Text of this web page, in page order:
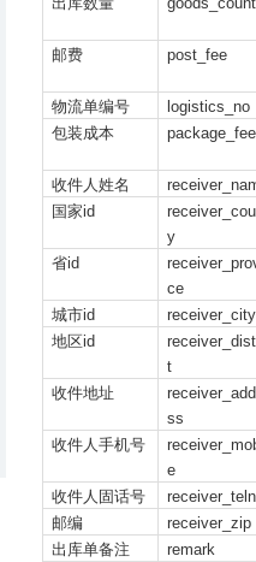
邮费 post_fee
物流单编号
logistics_no
包装成本
package_fee
收件人姓名
国家id
y
省id
ce
城市id
receiver_city
地区id
t
收件地址
ss
收件人手机号
e
收件人固话号
邮编
receiver_zip
出库单备注
remark